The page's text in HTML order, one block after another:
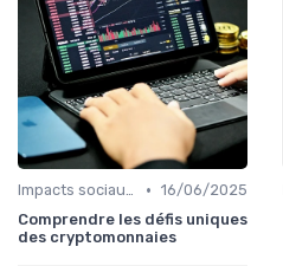
Impacts sociaux et économiques • 16/06/2025
Comprendre les défis uniques
des cryptomonnaies